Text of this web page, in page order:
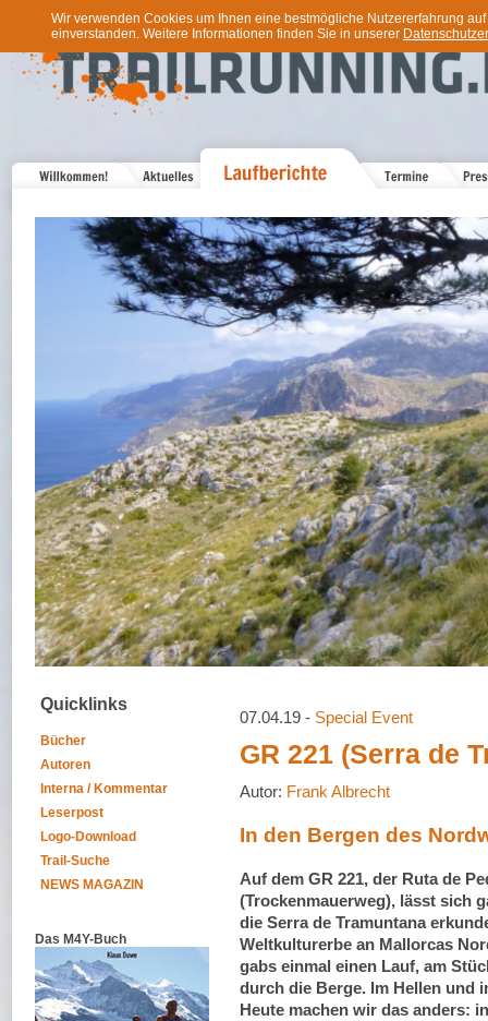
Wir verwenden Cookies um Ihnen eine bestmögliche Nutzererfahrung
einverstanden. Weitere Informationen finden Sie in unserer
Quicklinks
Bücher
Autoren
Interna / Kommentar
Leserpost
Logo-Download
Trail-Suche
NEWS MAGAZIN
Das M4Y-Buch
07.04.19 - Special Event
GR 221 (Serra de
Autor: Frank Albrecht
In den Bergen des
Auf dem GR 221, der Ruta de
(Trockenmauerweg), lässt sich
die Serra de Tramuntana
Weltkulturerbe an Mallorcas
gabs einmal einen Lauf, am
durch die Berge. Im Hellen und
Heute machen wir das anders: